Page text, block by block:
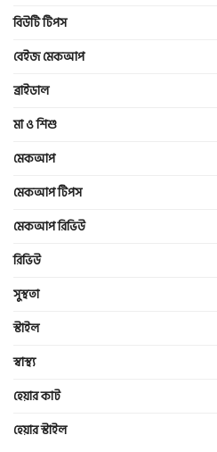
বিউটি টিপস
বেইজ মেকআপ
ব্রাইডাল
মা ও শিশু
মেকআপ
মেকআপ টিপস
মেকআপ রিভিউ
রিভিউ
সুস্থতা
স্টাইল
স্বাস্থ্য
হেয়ার কাট
হেয়ার স্টাইল